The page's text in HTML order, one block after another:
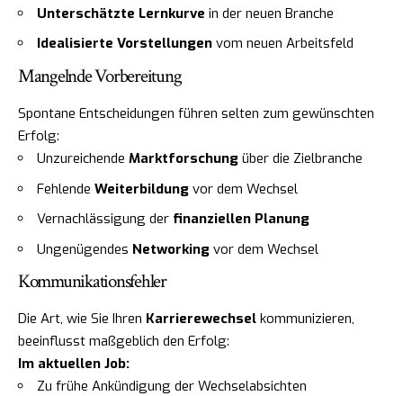
Unterschätzte Lernkurve in der neuen Branche
Idealisierte Vorstellungen vom neuen Arbeitsfeld
Mangelnde Vorbereitung
Spontane Entscheidungen führen selten zum gewünschten
Erfolg:
Unzureichende Marktforschung über die Zielbranche
Fehlende Weiterbildung vor dem Wechsel
Vernachlässigung der finanziellen Planung
Ungenügendes Networking vor dem Wechsel
Kommunikationsfehler
Die Art, wie Sie Ihren Karrierewechsel kommunizieren,
beeinflusst maßgeblich den Erfolg:
Im aktuellen Job:
Zu frühe Ankündigung der Wechselabsichten